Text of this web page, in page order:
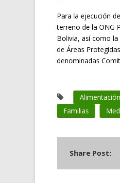
Para la ejecución
terreno de la ONG
Bolivia, así como
de Áreas
denominadas
Alimentación
Familias
Share Post: